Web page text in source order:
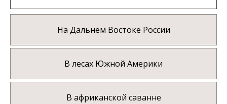
На Дальнем Востоке России
В лесах Южной Америки
В африканской саванне